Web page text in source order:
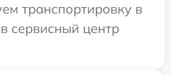
транспортировку в
сервисный центр